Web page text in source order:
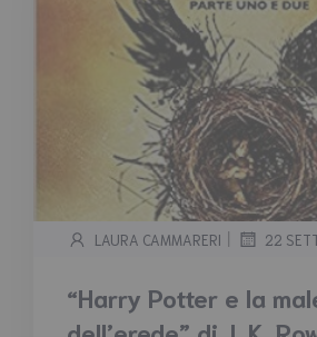
LAURA CAMMARERI | 22
“Harry Potter e la